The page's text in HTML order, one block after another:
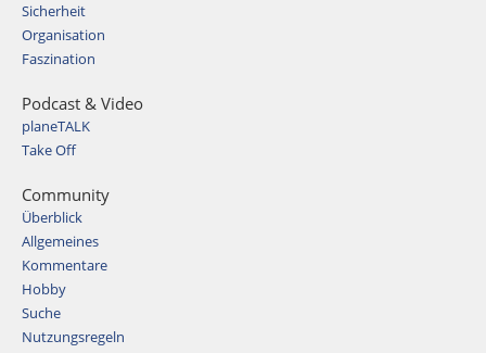
Sicherheit
Organisation
Faszination
Podcast & Video
planeTALK
Take Off
Community
Überblick
Allgemeines
Kommentare
Hobby
Suche
Nutzungsregeln